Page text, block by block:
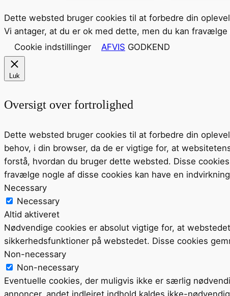
Dette websted bruger cookies til at forbedre din
Vi antager, at du er ok med dette, men du kan
Cookie indstillinger
AFVIS GODKEND
Luk
Oversigt over fortrolighed
Dette websted bruger cookies til at forbedre din
behov, i din browser, da de er vigtige for, at
forstå, hvordan du bruger dette websted. Disse
fravælge nogle af disse cookies kan have en
Necessary
Necessary
Altid aktiveret
Nødvendige cookies er absolut vigtige for, at
sikkerhedsfunktioner på webstedet. Disse cookies
Non-necessary
Non-necessary
Eventuelle cookies, der muligvis ikke er særlig